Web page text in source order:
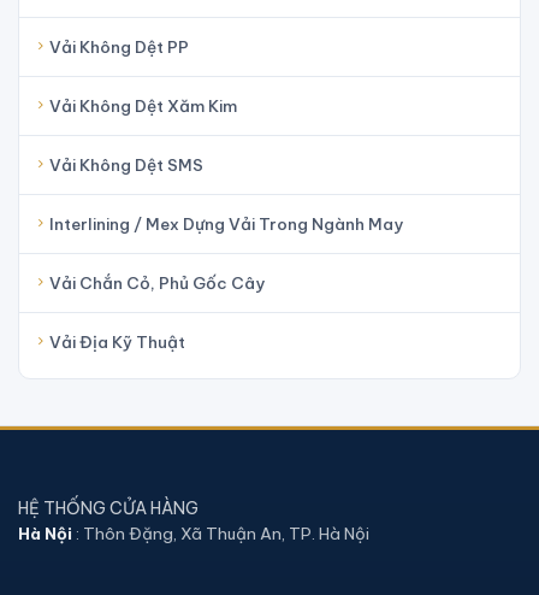
Vải Không Dệt PP
Vải Không Dệt Xăm Kim
Vải Không Dệt SMS
Interlining / Mex Dựng Vải Trong Ngành May
Vải Chắn Cỏ, Phủ Gốc Cây
Vải Địa Kỹ Thuật
HỆ THỐNG CỬA HÀNG
Hà Nội : Thôn Đặng, Xã Thuận An, TP. Hà Nội